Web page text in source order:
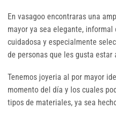
En vasagoo encontraras una
mayor ya sea elegante,
cuidadosa y especialmente
de personas que les gusta estar
Tenemos joyeria al por mayor
momento del día y los cuales
tipos de materiales, ya sea